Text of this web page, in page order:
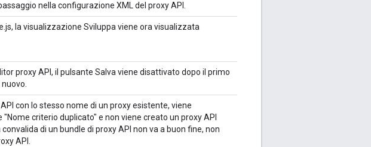
nella configurazione XML del proxy API.
la visualizzazione Sviluppa viene ora visualizzata
proxy API, il pulsante Salva viene disattivato dopo il primo
con lo stesso nome di un proxy esistente, viene
criterio duplicato" e non viene creato un proxy API
di un bundle di proxy API non va a buon fine, non
API.